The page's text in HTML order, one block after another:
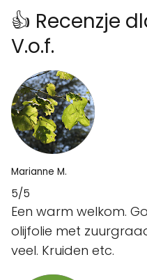
👍 Recenzje
V.o.f.
Marianne M.
5/5
Een warm welkom.
olijfolie met
veel. Kruiden etc.